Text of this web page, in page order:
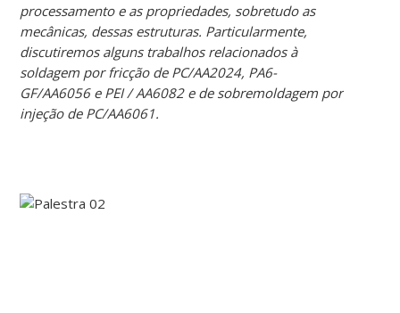
processamento e as propriedades, sobretudo as
mecânicas, dessas estruturas. Particularmente,
discutiremos alguns trabalhos relacionados à
soldagem por fricção de PC/AA2024, PA6-
GF/AA6056 e PEI / AA6082 e de sobremoldagem por
injeção de PC/AA6061.